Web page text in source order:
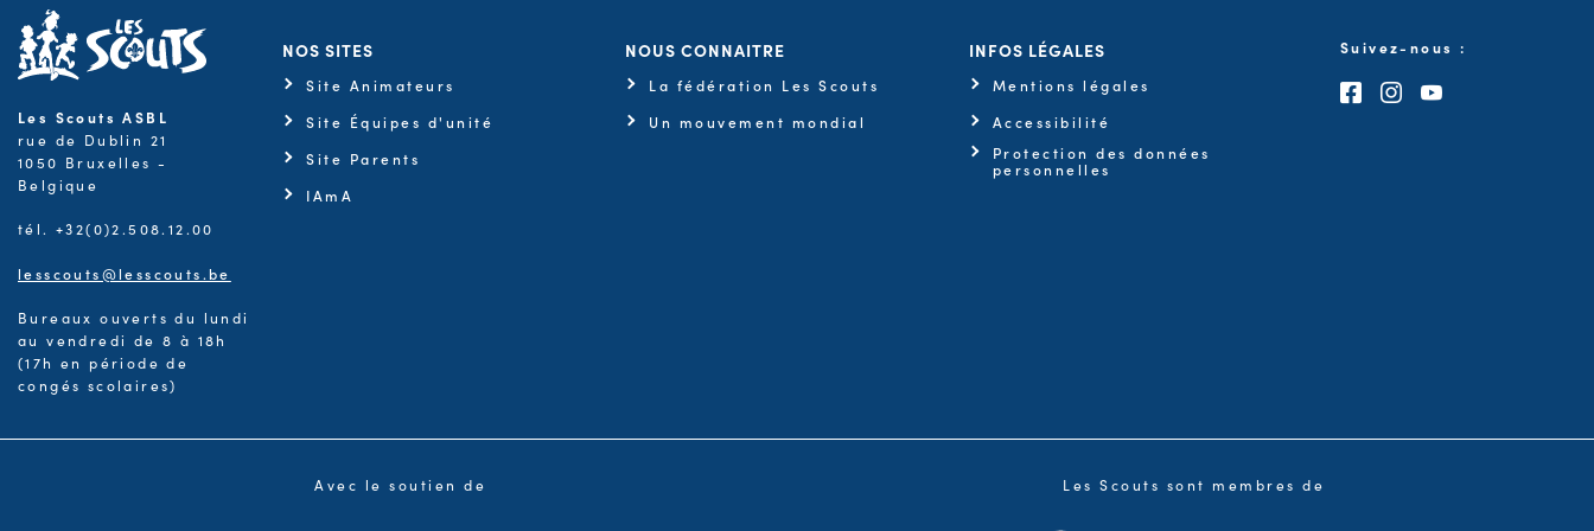
Les Scouts ASBL
rue de Dublin 21
1050 Bruxelles -
Belgique
tél. +32(0)2.508.12.00
lesscouts@lesscouts.be
Bureaux ouverts du lundi
au vendredi de 8 à 18h
(17h en période de
congés scolaires)
NOS SITES
Site Animateurs
Site Équipes d'unité
Site Parents
IAmA
NOUS CONNAITRE
La fédération Les Scouts
Un mouvement mondial
INFOS LÉGALES
Mentions légales
Accessibilité
Protection des données
personnelles
Suivez-nous :
Consultez notre page
Consultez notre
Consultez
Avec le soutien de Les Scouts sont membres de